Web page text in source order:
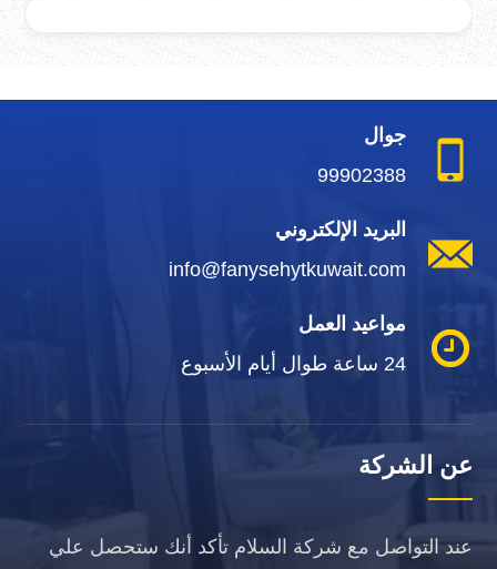
جوال
99902388
البريد الإلكتروني
info@fanysehytkuwait.com
مواعيد العمل
24 ساعة طوال أيام الأسبوع
عن الشركة
عند التواصل مع شركة السلام تأكد أنك ستحصل علي